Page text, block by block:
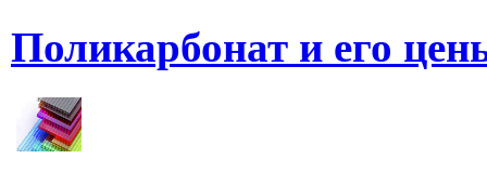
Поликарбонат и его